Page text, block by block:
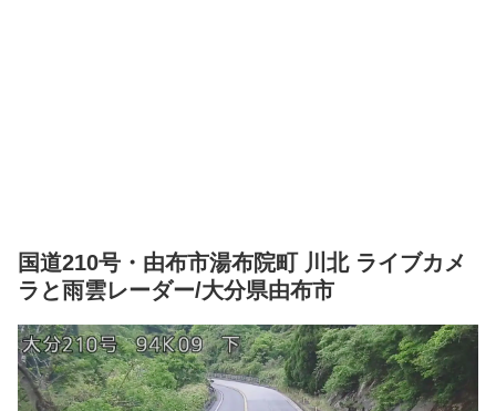
国道210号・由布市湯布院町 川北 ライブカメ
ラと雨雲レーダー/大分県由布市